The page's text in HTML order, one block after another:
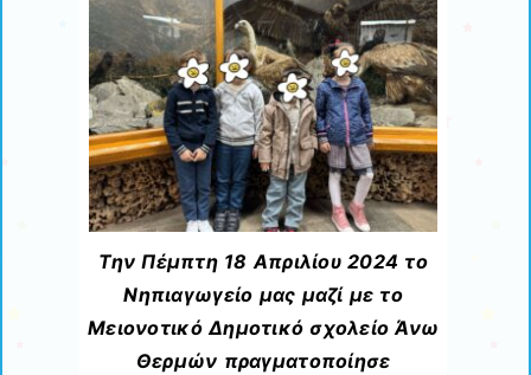
Την Πέμπτη 18 Απριλίου 2024 το
Νηπιαγωγείο μας μαζί με το
Μειονοτικό Δημοτικό σχολείο Άνω
Θερμών πραγματοποίησε